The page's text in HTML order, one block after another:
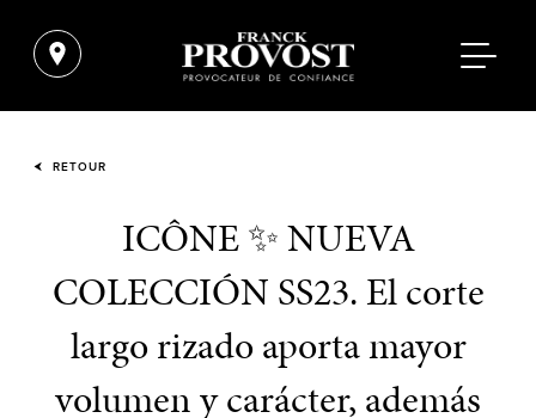
RETOUR
ICÔNE ✨ NUEVA
COLECCIÓN SS23. El corte
largo rizado aporta mayor
volumen y carácter, además